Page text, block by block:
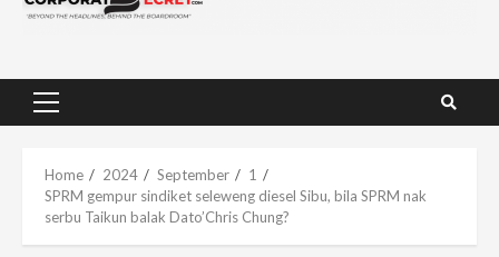
Primary
Home 2024 September
1
SPRM gempur sindiket seleweng diesel Sibu, bila SPRM nak
serbu Taikun balak Dato’Chris Chung?